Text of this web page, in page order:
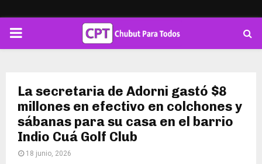
PRIMARY
La secretaria de Adorni gastó $8
millones en efectivo en colchones y
sábanas para su casa en el barrio
Indio Cuá Golf Club
18 junio, 2026